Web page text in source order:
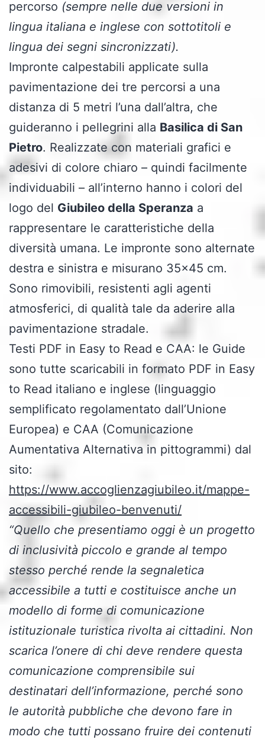
percorso (sempre nelle due versioni in
lingua italiana e inglese con sottotitoli e
lingua dei segni sincronizzati).
Impronte calpestabili applicate sulla
pavimentazione dei tre percorsi a una
distanza di 5 metri l’una dall’altra, che
guideranno i pellegrini alla Basilica di San
Pietro. Realizzate con materiali grafici e
adesivi di colore chiaro – quindi facilmente
individuabili – all’interno hanno i colori del
logo del Giubileo della Speranza a
rappresentare le caratteristiche della
diversità umana. Le impronte sono alternate
destra e sinistra e misurano 35×45 cm.
Sono rimovibili, resistenti agli agenti
atmosferici, di qualità tale da aderire alla
pavimentazione stradale.
Testi PDF in Easy to Read e CAA: le Guide
sono tutte scaricabili in formato PDF in Easy
to Read italiano e inglese (linguaggio
semplificato regolamentato dall’Unione
Europea) e CAA (Comunicazione
Aumentativa Alternativa in pittogrammi) dal
sito:
https://www.accoglienzagiubileo.it/mappe-
accessibili-giubileo-benvenuti/
“Quello che presentiamo oggi è un progetto
di inclusività piccolo e grande al tempo
stesso perché rende la segnaletica
accessibile a tutti e costituisce anche un
modello di forme di comunicazione
istituzionale turistica rivolta ai cittadini. Non
scarica l’onere di chi deve rendere questa
comunicazione comprensibile sui
destinatari dell’informazione, perché sono
le autorità pubbliche che devono fare in
modo che tutti possano fruire dei contenuti